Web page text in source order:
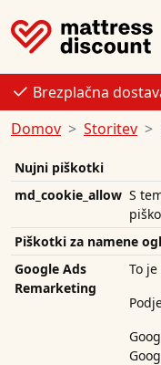
Brezplačna
Domov
Storitev
Nujni piškotki
md_cookie_allow S
Piškotki za namene
Google Ads
Remarketing
To